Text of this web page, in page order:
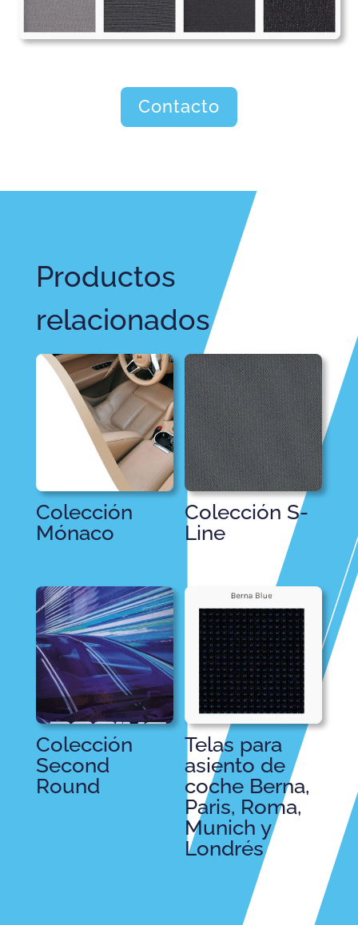
Contacto
Productos
relacionados
Colección
Mónaco
Colección S-
Line
Colección
Second
Round
Telas para
asiento de
coche Berna,
Paris, Roma,
Munich y
Londrés